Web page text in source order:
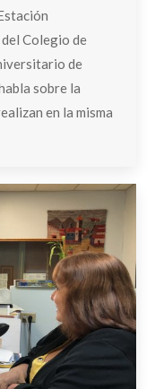
Colegio de
de
sobre la
en la misma